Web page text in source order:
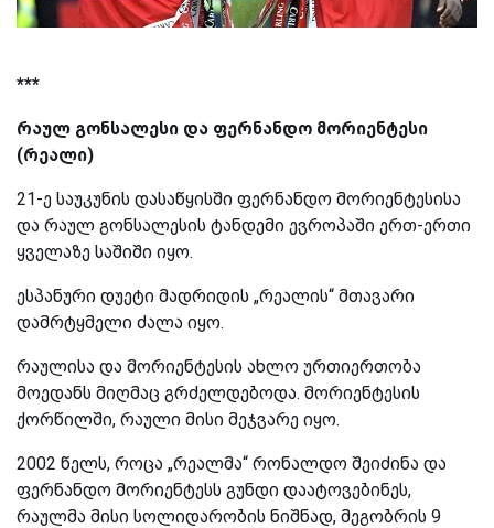
***
რაულ გონსალესი და ფერნანდო მორიენტესი
(რეალი)
21-ე საუკუნის დასაწყისში ფერნანდო მორიენტესისა
და რაულ გონსალესის ტანდემი ევროპაში ერთ-ერთი
ყველაზე საშიში იყო.
ესპანური დუეტი მადრიდის „რეალის“ მთავარი
დამრტყმელი ძალა იყო.
რაულისა და მორიენტესის ახლო ურთიერთობა
მოედანს მიღმაც გრძელდებოდა. მორიენტესის
ქორწილში, რაული მისი მეჯვარე იყო.
2002 წელს, როცა „რეალმა“ რონალდო შეიძინა და
ფერნანდო მორიენტესს გუნდი დაატოვებინეს,
რაულმა მისი სოლიდარობის ნიშნად, მეგობრის 9